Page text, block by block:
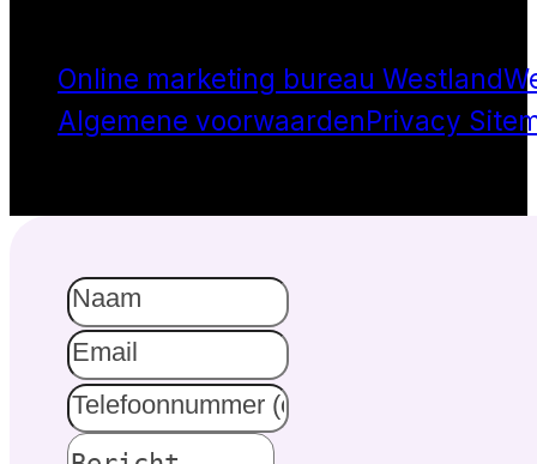
Online marketing bureau Westland
Algemene voorwaardenPrivacy